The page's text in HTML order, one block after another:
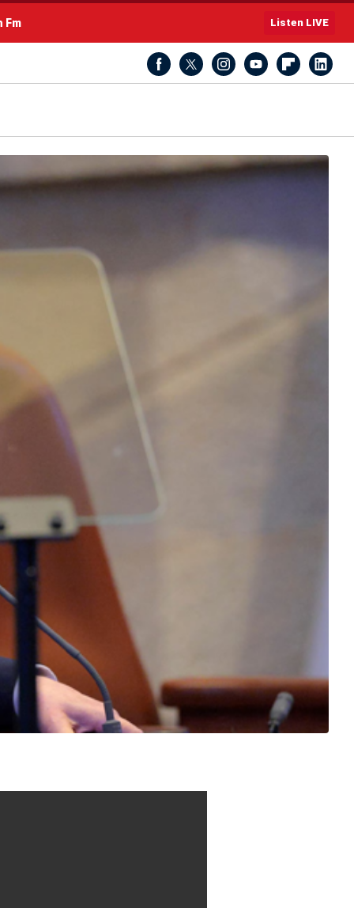
Fm Listen LIVE